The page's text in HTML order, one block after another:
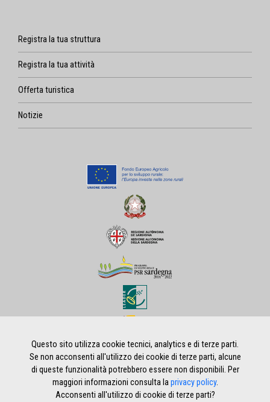
Registra la tua struttura
Registra la tua attività
Offerta turistica
Notizie
Privacy policy | Note legali | Credits
Questo sito utilizza cookie tecnici, analytics e di terze parti.
Se non acconsenti all'utilizzo dei cookie di terze parti, alcune
di queste funzionalità potrebbero essere non disponibili. Per
maggiori informazioni consulta la privacy policy.
Acconsenti all'utilizzo di cookie di terze parti?